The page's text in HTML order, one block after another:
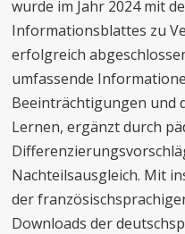
wurde im Jahr 2024 mit
Informationsblattes zu
erfolgreich
umfassende
Beeinträchtigungen und
Lernen, ergänzt durch
Nachteilsausgleich. Mit
der
Downloads der